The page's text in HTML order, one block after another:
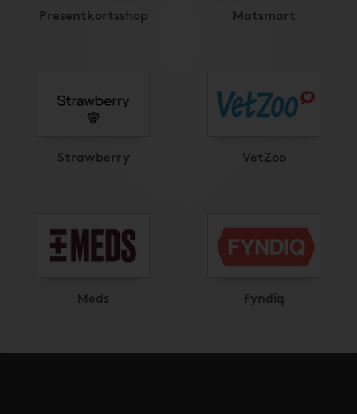
Presentkortsshop Matsmart
Strawberry VetZoo
Meds Fyndiq